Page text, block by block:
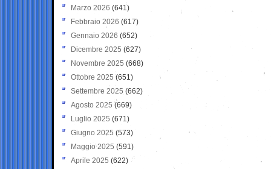
Marzo 2026 (641)
Febbraio 2026 (617)
Gennaio 2026 (652)
Dicembre 2025 (627)
Novembre 2025 (668)
Ottobre 2025 (651)
Settembre 2025 (662)
Agosto 2025 (669)
Luglio 2025 (671)
Giugno 2025 (573)
Maggio 2025 (591)
Aprile 2025 (622)